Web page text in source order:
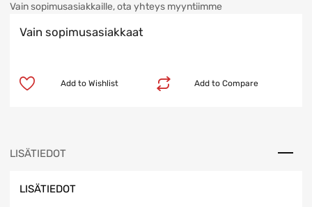
Vain sopimusasiakkaille, ota yhteys myyntiimme
Vain sopimusasiakkaat
Add to Compare
Add to Wishlist
LISÄTIEDOT
LISÄTIEDOT